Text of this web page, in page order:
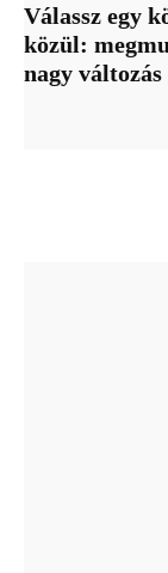
Válassz egy
közül:
nagy